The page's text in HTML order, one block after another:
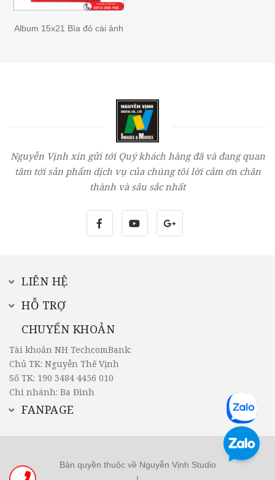
Album 15x21 Bìa đỏ cài ảnh
Nguyễn Vịnh xin gửi tới Quý khách hàng đã và đang quan
tâm tới sản phẩm dịch vụ của chúng tôi lời cảm ơn chân
thành và sâu sắc nhất
LIÊN HỆ
HỖ TRỢ
CHUYỂN KHOẢN
Tài khoản NH TechcomBank:
Chủ TK: Nguyễn Thế Vịnh
Số TK: 190 3484 4456 010
Chi nhánh: Ba Đình
FANPAGE
Bản quyền thuộc về Nguyễn Vịnh Studio